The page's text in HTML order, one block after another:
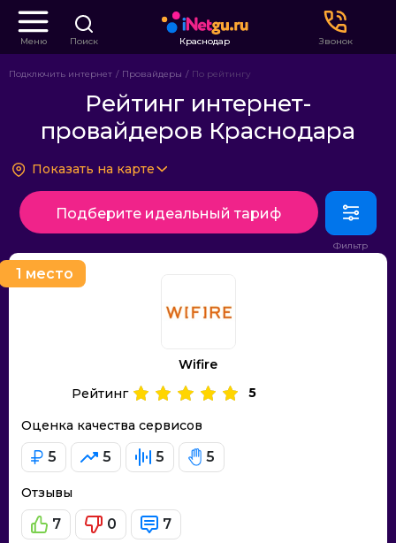
Меню Поиск Краснодар Звонок
Подключить интернет Провайдеры По рейтингу
Рейтинг интернет-
провайдеров Краснодара
Показать на карте
Подберите идеальный тариф
1 место
Wifire
Оценка качества сервисов
5 5 5 5
Отзывы
7 0 7
Рейтинг 5